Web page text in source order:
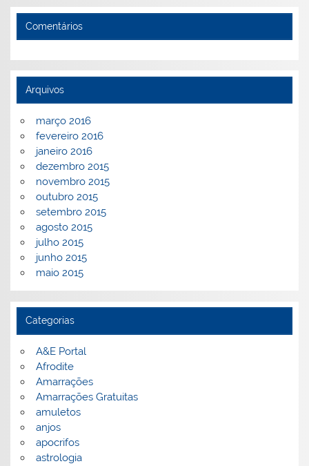
Comentários
Arquivos
março 2016
fevereiro 2016
janeiro 2016
dezembro 2015
novembro 2015
outubro 2015
setembro 2015
agosto 2015
julho 2015
junho 2015
maio 2015
Categorias
A&E Portal
Afrodite
Amarrações
Amarrações Gratuitas
amuletos
anjos
apocrifos
astrologia